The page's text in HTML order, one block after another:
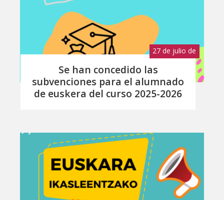
27 de julio de
Se han concedido las
subvenciones para el alumnado
de euskera del curso 2025-2026